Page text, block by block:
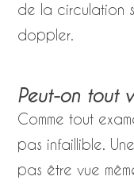
de la circulation
doppler.
Peut-on tout
Comme tout
pas infaillible.
pas être vue